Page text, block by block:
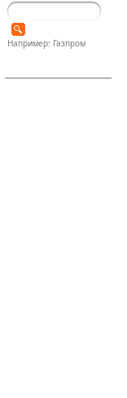
Например: Газпром